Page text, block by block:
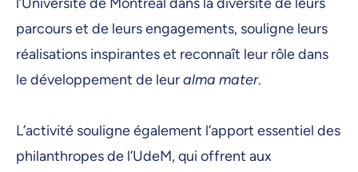
parcours et de leurs engagements, souligne leurs
réalisations inspirantes et reconnaît leur rôle dans
le développement de leuralma mater.
L’activité souligne également l’apport essentiel des
philanthropes de l’UdeM, qui offrent aux